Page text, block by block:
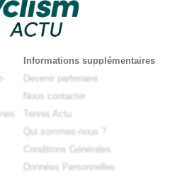
Informations supplémentaires
Devenir partenaire
Nous contacter
Tennis Actu
Qui sommes-nous ?
Conditions Générales
Données Personnelles